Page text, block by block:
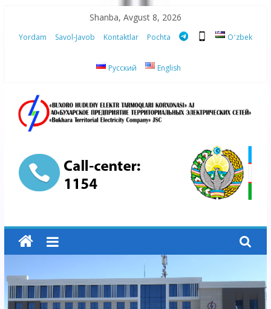
content
Shanba, Avgust 8, 2026
Yordam Savol-Javob Kontaktlar Pochta Oʻzbek
Русский English
“Buxoro
hududiy
elektr
tarmoqlari
korxonasi”